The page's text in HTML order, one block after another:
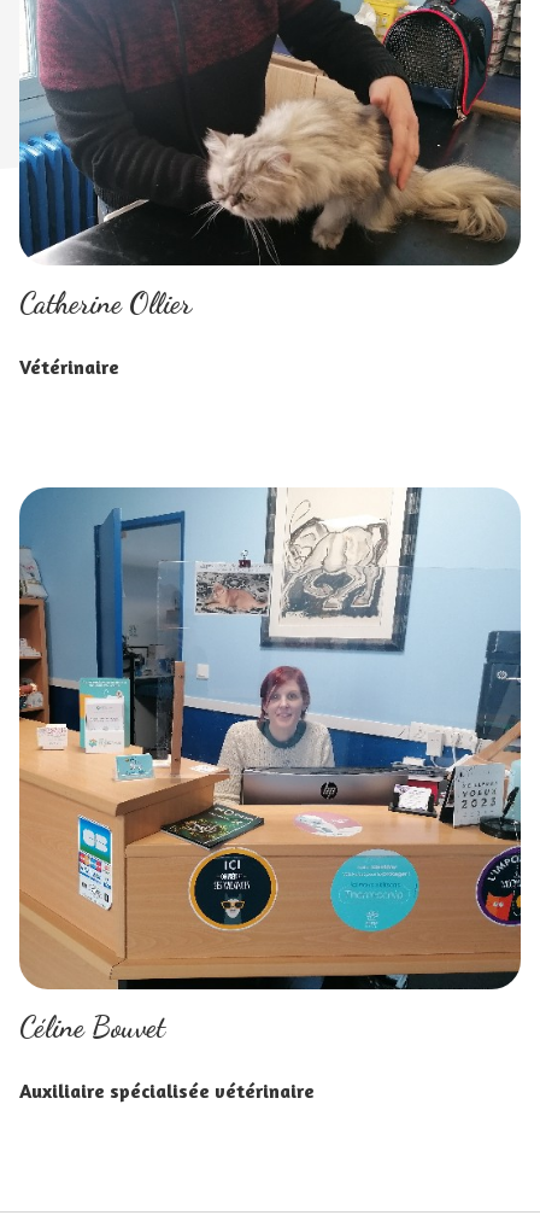
Catherine Ollier
Vétérinaire
Céline Bouvet
Auxiliaire spécialisée vétérinaire